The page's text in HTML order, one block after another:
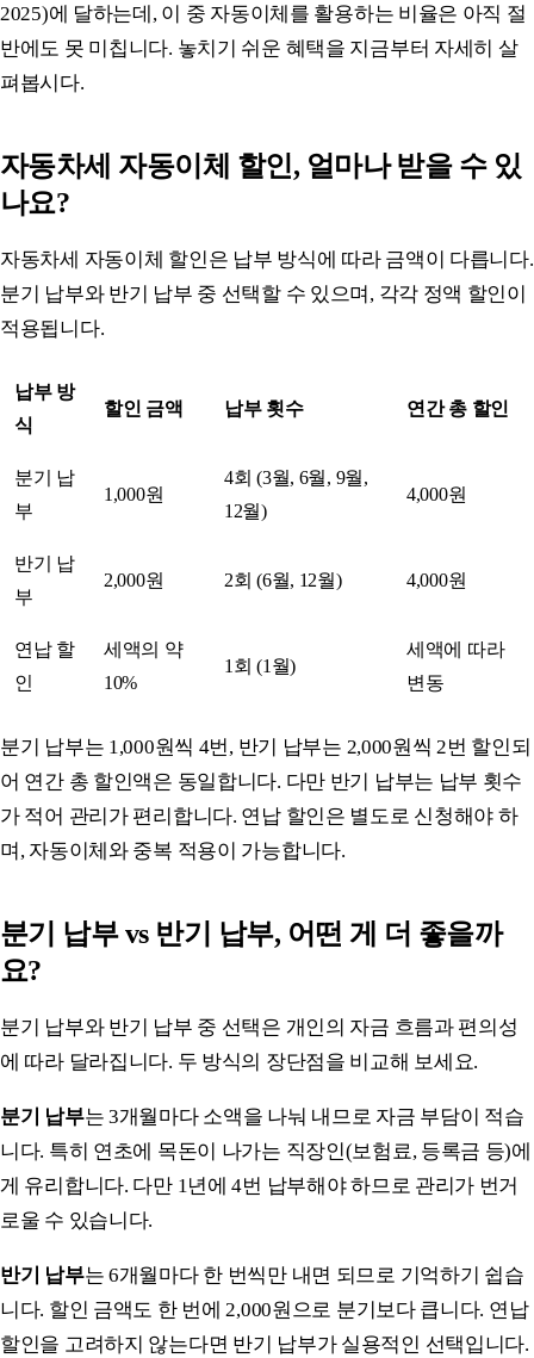
2025)에 달하는데, 이 중 자동이체를 활용하는 비율은 아직 절
반에도 못 미칩니다. 놓치기 쉬운 혜택을 지금부터 자세히 살
펴봅시다.
자동차세 자동이체 할인, 얼마나 받을 수 있
나요?
자동차세 자동이체 할인은 납부 방식에 따라 금액이 다릅니다.
분기 납부와 반기 납부 중 선택할 수 있으며, 각각 정액 할인이
적용됩니다.
납부 방
식
할인 금액 납부 횟수 연간 총 할인
분기 납
부
1,000원
4회 (3월, 6월, 9월,
12월)
4,000원
반기 납
부
2,000원 2회 (6월, 12월) 4,000원
연납 할
인
세액의 약
10%
1회 (1월)
세액에 따라
변동
분기 납부는 1,000원씩 4번, 반기 납부는 2,000원씩 2번 할인되
어 연간 총 할인액은 동일합니다. 다만 반기 납부는 납부 횟수
가 적어 관리가 편리합니다. 연납 할인은 별도로 신청해야 하
며, 자동이체와 중복 적용이 가능합니다.
분기 납부 vs 반기 납부, 어떤 게 더 좋을까
요?
분기 납부와 반기 납부 중 선택은 개인의 자금 흐름과 편의성
에 따라 달라집니다. 두 방식의 장단점을 비교해 보세요.
분기 납부는 3개월마다 소액을 나눠 내므로 자금 부담이 적습
니다. 특히 연초에 목돈이 나가는 직장인(보험료, 등록금 등)에
게 유리합니다. 다만 1년에 4번 납부해야 하므로 관리가 번거
로울 수 있습니다.
반기 납부는 6개월마다 한 번씩만 내면 되므로 기억하기 쉽습
니다. 할인 금액도 한 번에 2,000원으로 분기보다 큽니다. 연납
할인을 고려하지 않는다면 반기 납부가 실용적인 선택입니다.